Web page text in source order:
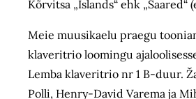
Kõrvitsa „Islands“ ehk
Meie muusikaelu praegu
klaveritrio loomingu
Lemba klaveritrio nr 1 B-duur.
Polli, Henry-David Varema ja